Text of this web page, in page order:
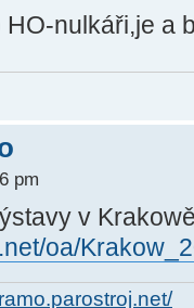
HO-nulkáři,je a
pm
v
oa/